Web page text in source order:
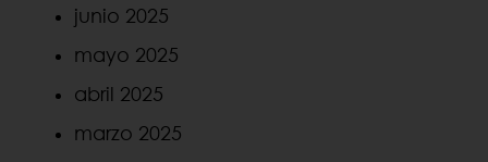
junio 2025
mayo 2025
abril 2025
marzo 2025